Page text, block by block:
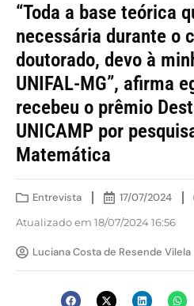
“Toda a base teórica
necessária durante o
doutorado, devo à
UNIFAL-MG”, afirma
recebeu o prêmio
UNICAMP por
Matemática
Entrevista 17/07/2024
Atualizado em 18/07/2024 16:56
Luciana Costa de Resende Vilela